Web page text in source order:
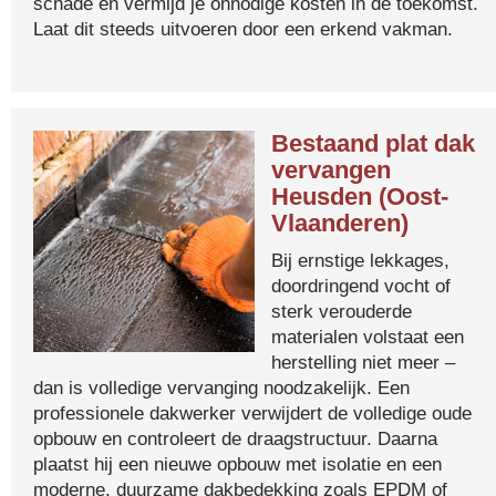
Laat dit steeds uitvoeren door een erkend vakman.
Bestaand plat dak
vervangen
Heusden (Oost-
Vlaanderen)
Bij ernstige lekkages,
doordringend vocht of
sterk verouderde
materialen volstaat een
herstelling niet meer –
dan is volledige vervanging noodzakelijk. Een
professionele dakwerker verwijdert de volledige oude
opbouw en controleert de draagstructuur. Daarna
plaatst hij een nieuwe opbouw met isolatie en een
moderne, duurzame dakbedekking zoals EPDM of